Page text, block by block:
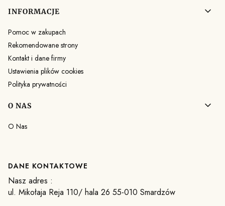
INFORMACJE
Pomoc w zakupach
Rekomendowane strony
Kontakt i dane firmy
Ustawienia plików cookies
Polityka prywatności
O NAS
O Nas
DANE KONTAKTOWE
Nasz adres :
ul. Mikołaja Reja 110/ hala 26 55-010 Smardzów